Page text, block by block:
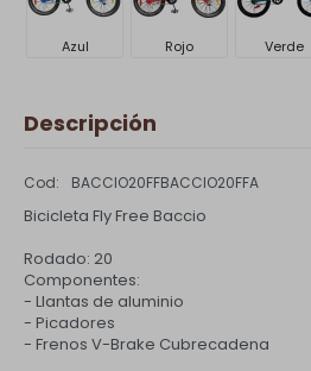
Azul Rojo Verde
Descripción
BACCIO20FFBACCIO20FFA
Bicicleta Fly Free Baccio
Rodado: 20
Componentes:
- Llantas de aluminio
- Picadores
- Frenos V-Brake Cubrecadena